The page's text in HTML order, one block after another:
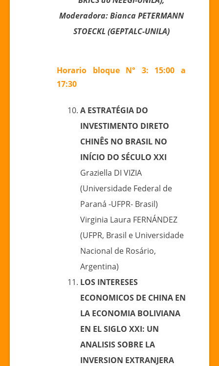
Moderadora: Bianca PETERMANN
STOECKL (GEPTALC-UNILA)
Horario bloque N° 3: 15:00 a
17:30
A ESTRATÉGIA DO
INVESTIMENTO DIRETO
CHINÊS NO BRASIL NO
INÍCIO DO SÉCULO XXI
Graziella DI VIZIA
(Universidade Federal de
Paraná -UFPR- Brasil)
Virginia Laura FERNÁNDEZ
(UFPR, Brasil e Universidade
Nacional de Rosário,
Argentina)
LOS INTERESES
ECONOMICOS DE CHINA EN
LA ECONOMIA BOLIVIANA
EN EL SIGLO XXI: UN
ANALISIS SOBRE LA
INVERSION EXTRANJERA